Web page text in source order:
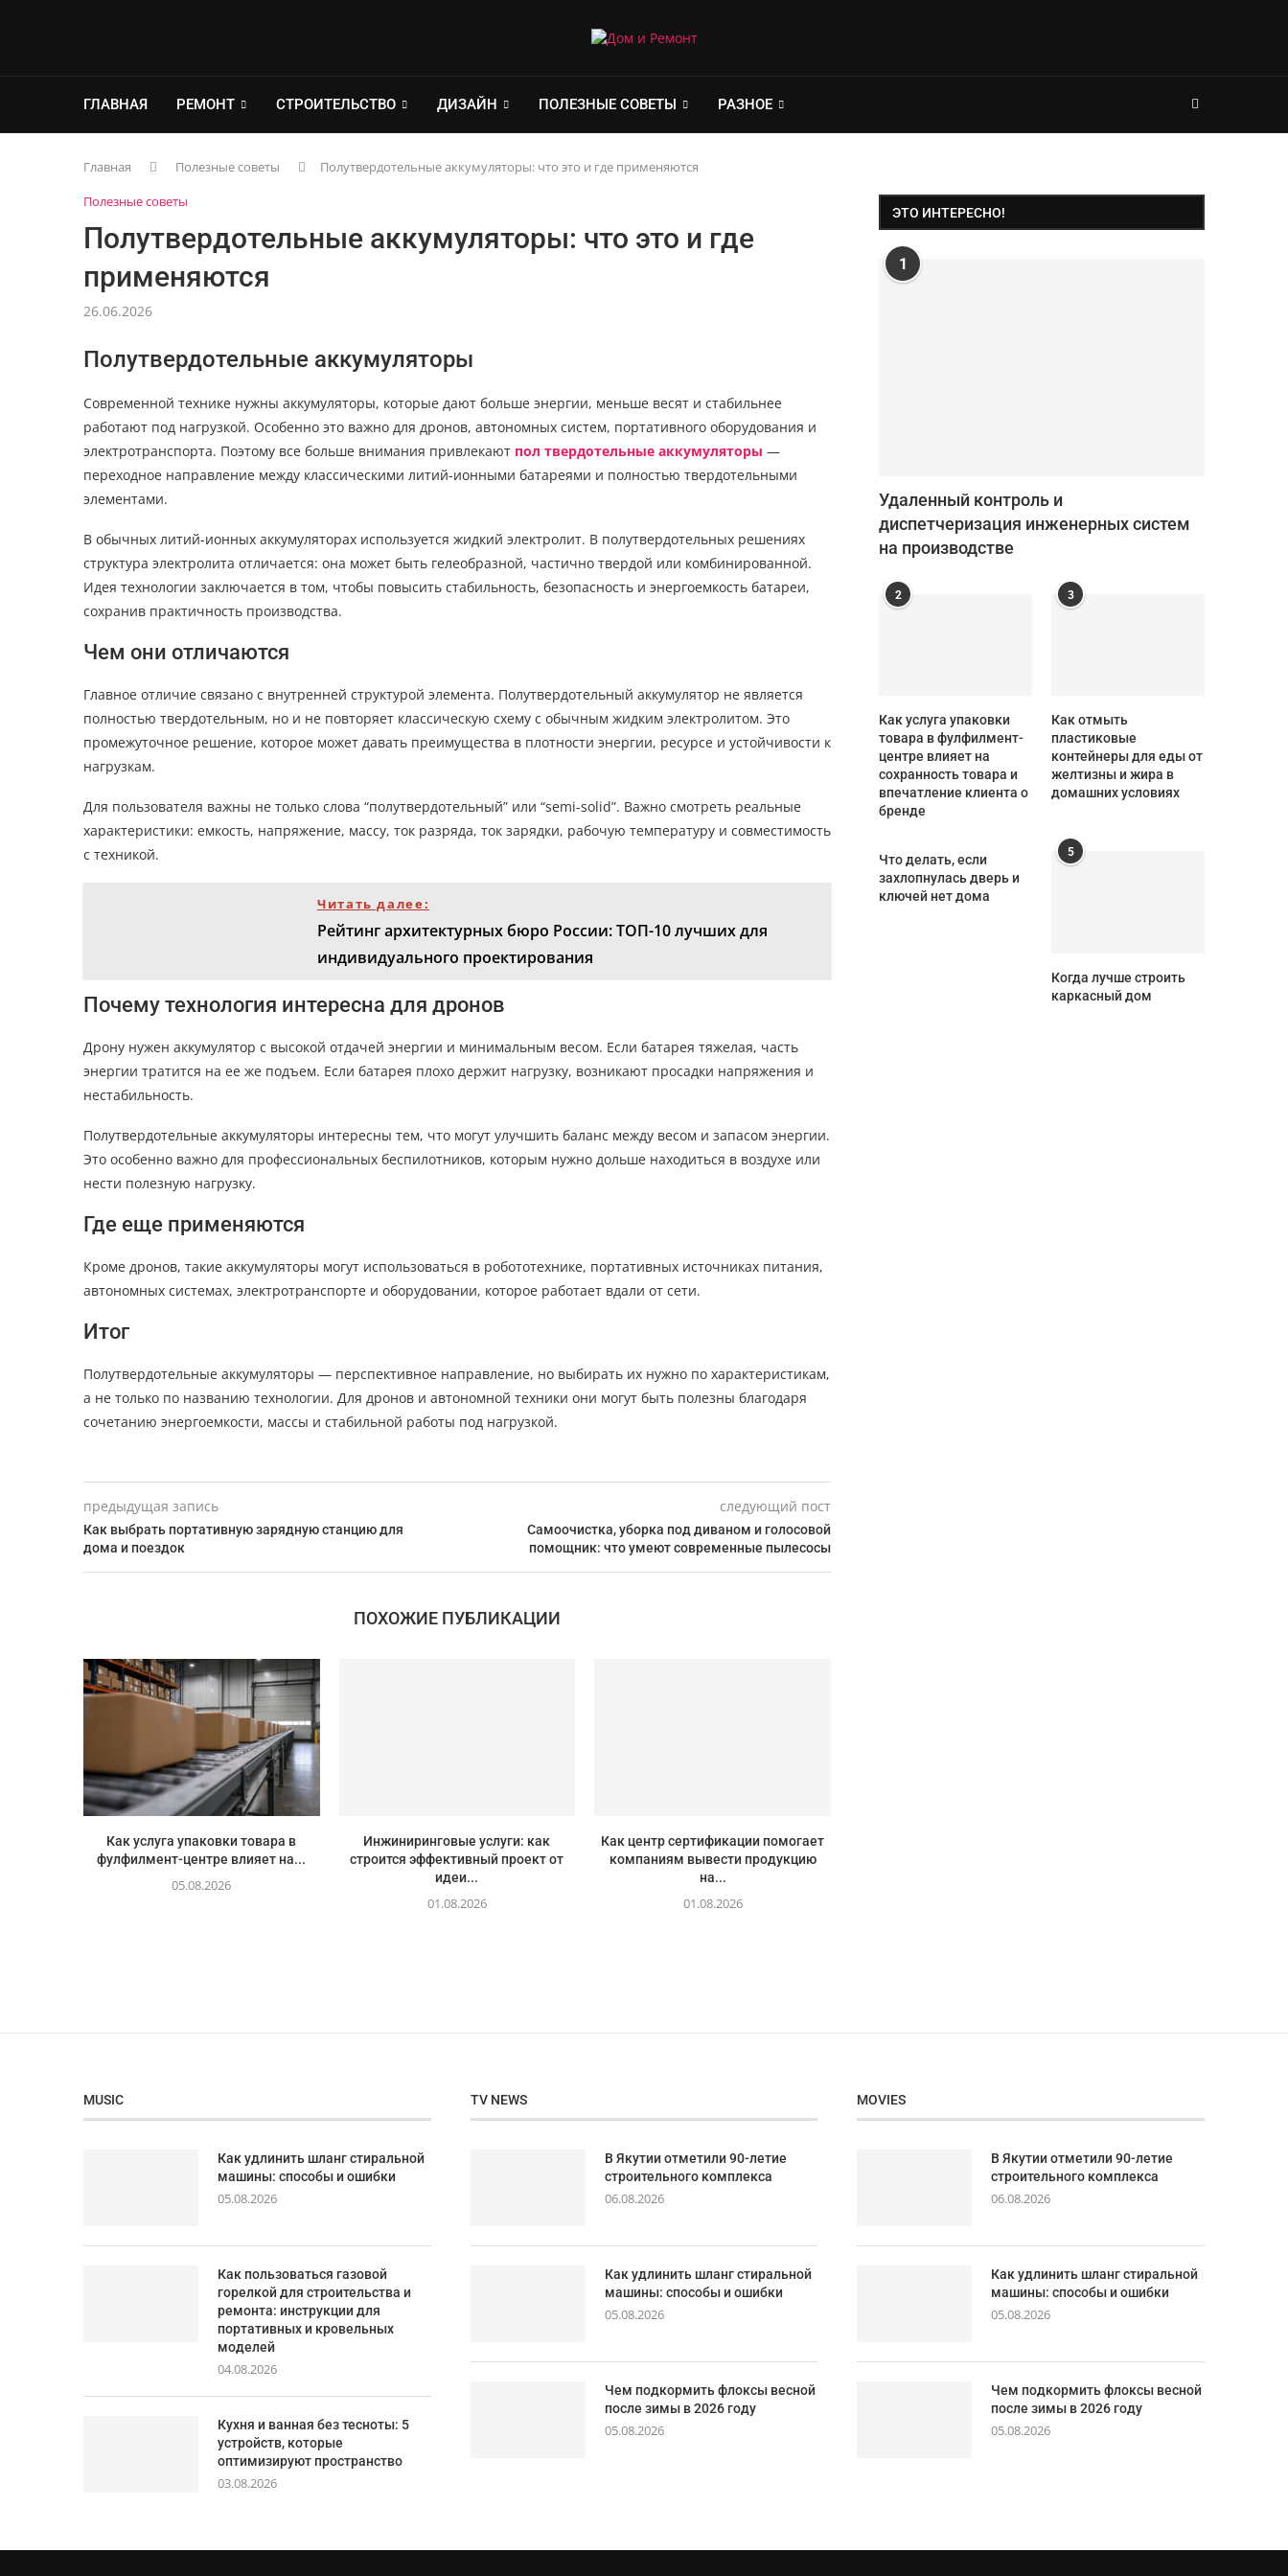
ГЛАВНАЯ РЕМОНТ СТРОИТЕЛЬСТВО ДИЗАЙН ПОЛЕЗНЫЕ СОВЕТЫ РАЗНОЕ
Главная Полезные советы
Полутвердотельные аккумуляторы: что это и где применяются
Полезные советы
Полутвердотельные аккумуляторы: что это и где
применяются
26.06.2026
Полутвердотельные аккумуляторы
Современной технике нужны аккумуляторы, которые дают больше энергии, меньше весят и стабильнее
работают под нагрузкой. Особенно это важно для дронов, автономных систем, портативного оборудования и
электротранспорта. Поэтому все больше внимания привлекают пол твердотельные аккумуляторы —
переходное направление между классическими литий-ионными батареями и полностью твердотельными
элементами.
В обычных литий-ионных аккумуляторах используется жидкий электролит. В полутвердотельных решениях
структура электролита отличается: она может быть гелеобразной, частично твердой или комбинированной.
Идея технологии заключается в том, чтобы повысить стабильность, безопасность и энергоемкость батареи,
сохранив практичность производства.
Чем они отличаются
Главное отличие связано с внутренней структурой элемента. Полутвердотельный аккумулятор не является
полностью твердотельным, но и не повторяет классическую схему с обычным жидким электролитом. Это
промежуточное решение, которое может давать преимущества в плотности энергии, ресурсе и устойчивости к
нагрузкам.
Для пользователя важны не только слова “полутвердотельный” или “semi-solid”. Важно смотреть реальные
характеристики: емкость, напряжение, массу, ток разряда, ток зарядки, рабочую температуру и совместимость
с техникой.
Читать далее:
Рейтинг архитектурных бюро России: ТОП-10 лучших для
индивидуального проектирования
Почему технология интересна для дронов
Дрону нужен аккумулятор с высокой отдачей энергии и минимальным весом. Если батарея тяжелая, часть
энергии тратится на ее же подъем. Если батарея плохо держит нагрузку, возникают просадки напряжения и
нестабильность.
Полутвердотельные аккумуляторы интересны тем, что могут улучшить баланс между весом и запасом энергии.
Это особенно важно для профессиональных беспилотников, которым нужно дольше находиться в воздухе или
нести полезную нагрузку.
Где еще применяются
Кроме дронов, такие аккумуляторы могут использоваться в робототехнике, портативных источниках питания,
автономных системах, электротранспорте и оборудовании, которое работает вдали от сети.
Итог
Полутвердотельные аккумуляторы — перспективное направление, но выбирать их нужно по характеристикам,
а не только по названию технологии. Для дронов и автономной техники они могут быть полезны благодаря
сочетанию энергоемкости, массы и стабильной работы под нагрузкой.
предыдущая запись
Как выбрать портативную зарядную станцию для
дома и поездок
следующий пост
Самоочистка, уборка под диваном и голосовой
помощник: что умеют современные пылесосы
ПОХОЖИЕ ПУБЛИКАЦИИ
Как услуга упаковки товара в
фулфилмент-центре влияет на...
05.08.2026
Инжиниринговые услуги: как
строится эффективный проект от
идеи...
01.08.2026
Как центр сертификации помогает
компаниям вывести продукцию
на...
01.08.2026
ЭТО ИНТЕРЕСНО!
1
Удаленный контроль и
диспетчеризация инженерных систем
на производстве
2
Как услуга упаковки
товара в фулфилмент-
центре влияет на
сохранность товара и
впечатление клиента о
бренде
3
Как отмыть
пластиковые
контейнеры для еды от
желтизны и жира в
домашних условиях
Что делать, если
захлопнулась дверь и
ключей нет дома
5
Когда лучше строить
каркасный дом
MUSIC
Как удлинить шланг стиральной
машины: способы и ошибки
05.08.2026
Как пользоваться газовой
горелкой для строительства и
ремонта: инструкции для
портативных и кровельных
моделей
04.08.2026
Кухня и ванная без тесноты: 5
устройств, которые
оптимизируют пространство
03.08.2026
TV NEWS
В Якутии отметили 90-летие
строительного комплекса
06.08.2026
Как удлинить шланг стиральной
машины: способы и ошибки
05.08.2026
Чем подкормить флоксы весной
после зимы в 2026 году
05.08.2026
MOVIES
В Якутии отметили 90-летие
строительного комплекса
06.08.2026
Как удлинить шланг стиральной
машины: способы и ошибки
05.08.2026
Чем подкормить флоксы весной
после зимы в 2026 году
05.08.2026